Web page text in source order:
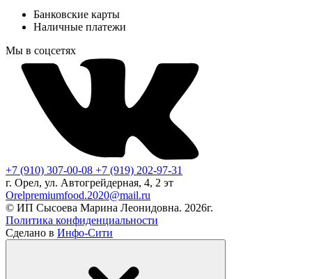
Банковские карты
Наличные платежи
Мы в соцсетях
+7 (910) 307-00-08 +7 (919) 202-97-31
г. Орел, ул. Автогрейдерная, 4, 2 эт
Orelpremiumfood.2020@mail.ru
© ИП Сысоева Марина Леонидовна. 2026г.
Политика конфиденциальности
Сделано в Инфо-Сити